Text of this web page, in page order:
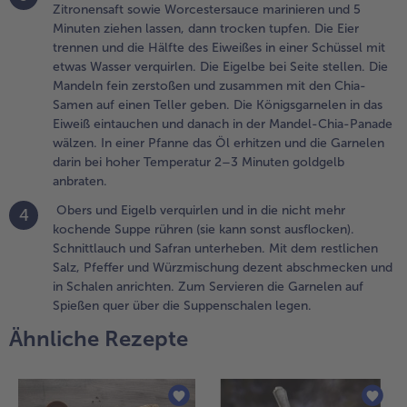
das Eiweiß
und
in der
Chia-
wälzen.
einer Pfanne
Öl erhitzen
darin
2–3
und
Zitronensaft sowie Worcestersauce marinieren und 5
Minuten ziehen lassen, dann trocken tupfen. Die Eier
trennen und die Hälfte des Eiweißes in einer Schüssel mit
etwas Wasser verquirlen. Die Eigelbe bei Seite stellen. Die
Mandeln fein zerstoßen und zusammen mit den Chia-
Samen auf einen Teller geben. Die Königsgarnelen in das
Eiweiß eintauchen und danach in der Mandel-Chia-Panade
wälzen. In einer Pfanne das Öl erhitzen und die Garnelen
darin bei hoher Temperatur 2–3 Minuten goldgelb
anbraten.
4
Obers und Eigelb verquirlen und in die nicht mehr
kochende Suppe rühren (sie kann sonst ausflocken).
Schnittlauch und Safran unterheben. Mit dem restlichen
Salz, Pfeffer und Würzmischung dezent abschmecken und
in Schalen anrichten. Zum Servieren die Garnelen auf
Spießen quer über die Suppenschalen legen.
Ähnliche Rezepte